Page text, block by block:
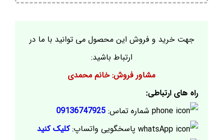
جهت خرید و فروش این محصول می توانید با ما در
ارتباط باشید:
مشاور فروش: خانم محمدی
راه های ارتباطی:
شماره تماس: 09136747925
پاسخگویی واتساپ:کلیک کنید